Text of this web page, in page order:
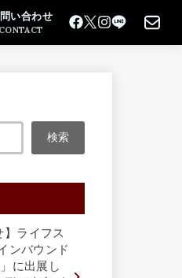
い合わせ
CONTACT
検索
】ライフス
ンバウンド
に出展し